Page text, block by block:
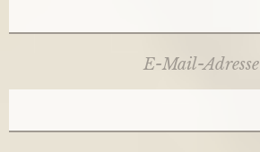
E-Mail-Adresse